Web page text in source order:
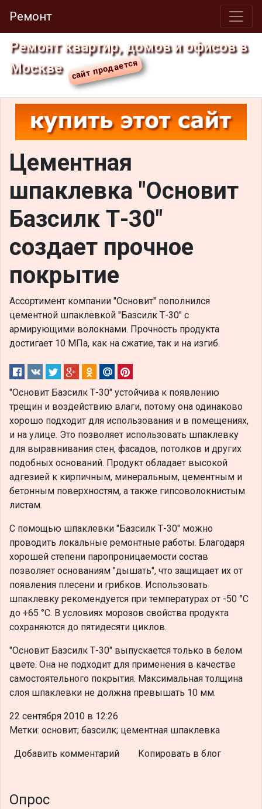
Ремонт
Ремонт квартир, домов и офисов в
Москве
Цементная
шпаклевка "Основит
Базсилк Т-30"
создает прочное
покрытие
Ассортимент компании "Основит" пополнился
цементной шпаклевкой "Базсилк Т-30" с
армирующими волокнами. Прочность продукта
достигает 10 МПа, как на сжатие, так и на изгиб.
"Основит Базсилк Т-30" устойчива к появлению
трещин и воздействию влаги, потому она одинаково
хорошо подходит для использования и в помещениях,
и на улице. Это позволяет использовать шпаклевку
для выравнивания стен, фасадов, потолков и других
подобных оснований. Продукт обладает высокой
адгезией к кирпичным, минеральным, цементным и
бетонным поверхностям, а также гипсоволокнистым
листам.
С помощью шпаклевки "Базсилк Т-30" можно
проводить локальные ремонтные работы. Благодаря
хорошей степени паропроницаемости состав
позволяет основаниям "дышать", что защищает их от
появления плесени и грибков. Использовать
шпаклевку рекомендуется при температурах от -50 °С
до +65 °С. В условиях морозов свойства продукта
сохраняются до пятидесяти циклов.
"Основит Базсилк Т-30" выпускается только в белом
цвете. Она не подходит для применения в качестве
самостоятельного покрытия. Максимальная толщина
слоя шпаклевки не должна превышать 10 мм.
22 сентября 2010 в 12:26
Метки: основит; базсилк; цементная шпаклевка
Добавить комментарий Копировать в блог
Опрос